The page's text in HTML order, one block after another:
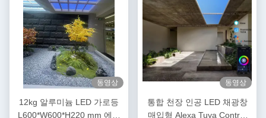
동영상
12kg 알루미늄 LED 가로등
L600*W600*H220 mm 에너
동영상
통합 천장 인공 LED 채광창
매입형 Alexa Tuya Control